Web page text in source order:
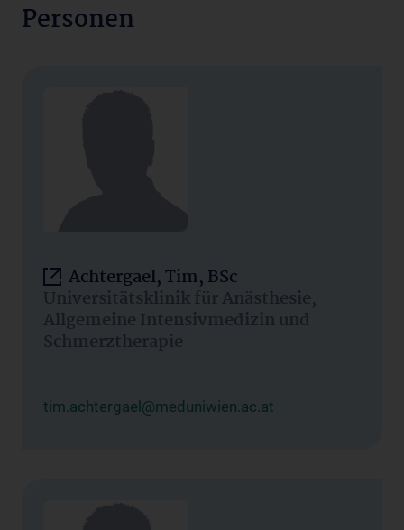
Personen
Achtergael, Tim, BSc
Universitätsklinik für Anästhesie,
Allgemeine Intensivmedizin und
Schmerztherapie
tim.achtergael@meduniwien.ac.at